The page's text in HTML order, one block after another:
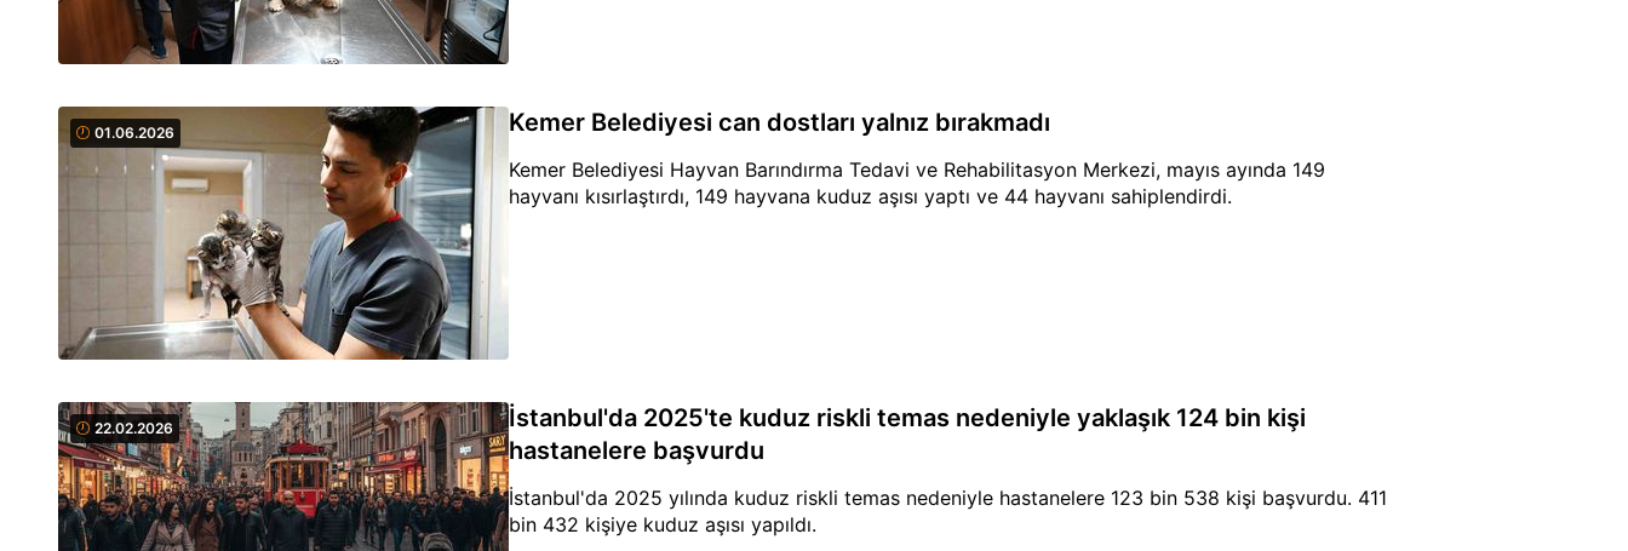
01.06.2026 Kemer Belediyesi can dostları yalnız bırakmadı
Kemer Belediyesi Hayvan Barındırma Tedavi ve Rehabilitasyon Merkezi, mayıs ayında 149
hayvanı kısırlaştırdı, 149 hayvana kuduz aşısı yaptı ve 44 hayvanı sahiplendirdi.
22.02.2026
İstanbul'da 2025'te kuduz riskli temas nedeniyle yaklaşık 124 bin kişi
hastanelere başvurdu
İstanbul'da 2025 yılında kuduz riskli temas nedeniyle hastanelere 123 bin 538 kişi başvurdu. 411
bin 432 kişiye kuduz aşısı yapıldı.